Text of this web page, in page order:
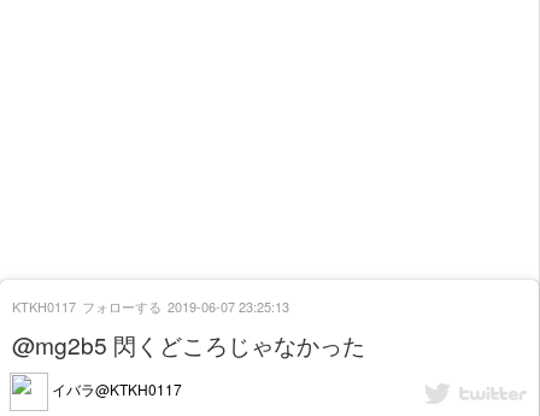
@mg2b5 閃くどころじゃなかった
イバラ@KTKH0117
KTKH0117 フォローする 2019-06-07 23:25:13